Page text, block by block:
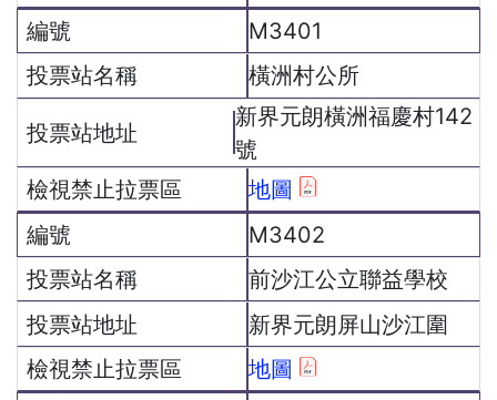
M3401
橫洲村公所
新界元朗橫洲福慶村142
號
地圖
M3402
前沙江公立聯益學校
新界元朗屏山沙江圍
地圖